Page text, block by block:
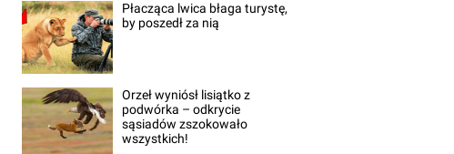
Płacząca lwica błaga turystę,
by poszedł za nią
Orzeł wyniósł lisiątko z
podwórka – odkrycie
sąsiadów zszokowało
wszystkich!